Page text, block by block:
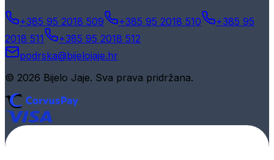
+385 95 2018 509 +385 95 2018 510
+385 95
2018 511
+385 95 2018 512
podrska@bijelojaje.hr
© 2026 Bijelo Jaje. Sva prava pridržana.